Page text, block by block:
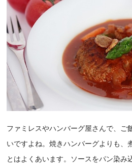
ファミレスやハンバーグ屋さんで、ご
いですよね。焼きハンバーグよりも、
とはよくあいます。ソースをパン染み